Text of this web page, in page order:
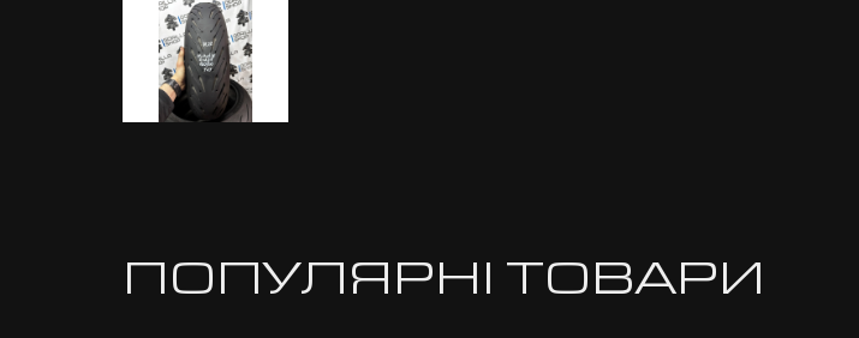
ПОПУЛЯРНІ ТОВАРИ